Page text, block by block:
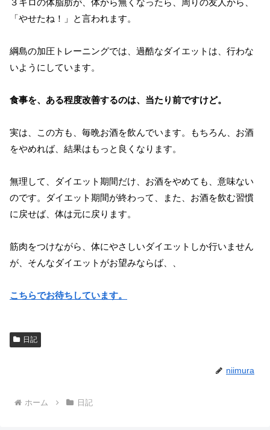
３キロの体脂肪が、体から無くなったら、周りの友人から、
「やせたね！」と言われます。
綱島の加圧トレーニングでは、過酷なダイエットは、行わな
いようにしています。
食事を、ある程度改善するのは、当たり前ですけど。
実は、この方も、毎晩お酒を飲んでいます。もちろん、お酒
をやめれば、結果はもっと良くなります。
無理して、ダイエット期間だけ、お酒をやめても、意味ない
のです。ダイエット期間が終わって、また、お酒を飲む習慣
に戻せば、体は元に戻ります。
筋肉をつけながら、体にやさしいダイエットしか行いません
が、そんなダイエットがお望みならば、、
こちらでお待ちしています。
日記
niimura
ホーム 日記